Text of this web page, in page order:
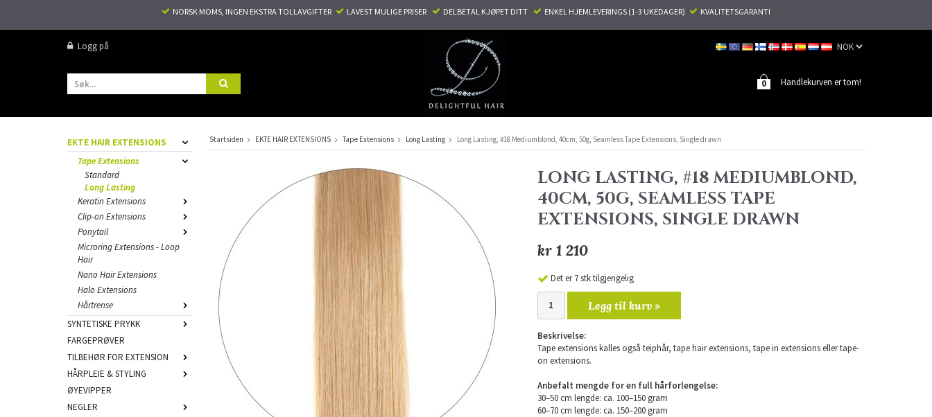
NORSK MOMS, INGEN EKSTRA TOLLAVGIFTER ​ ​ LAVEST MULIGE PRISER ​ DELBETAL KJØPET DITT ​ ENKEL HJEMLEVERINGS (1-3 UKEDAGER) KVALITETSGARANTI
Logg på
Handlekurven er tom!
0
EKTE HAIR EXTENSIONS
Tape Extensions
Standard
Long Lasting
Keratin Extensions
Clip-on Extensions
Ponytail
Microring Extensions - Loop
Hair
Nano Hair Extensions
Halo Extensions
Hårtrense
SYNTETISKE PRYKK
FARGEPRØVER
TILBEHØR FOR EXTENSION
HÅRPLEIE & STYLING
ØYEVIPPER
NEGLER
Startsiden EKTE HAIR EXTENSIONS Tape Extensions Long Lasting Long Lasting, #18 Mediumblond, 40cm, 50g, Seamless Tape Extensions, Single drawn
LONG LASTING, #18 MEDIUMBLOND,
40CM, 50G, SEAMLESS TAPE
EXTENSIONS, SINGLE DRAWN
kr 1 210
Det er 7 stk tilgjengelig
Legg til kurv »
Beskrivelse:
Tape extensions kalles også teiphår, tape hair extensions, tape in extensions eller tape-
on extensions.
Anbefalt mengde for en full hårforlengelse:
30–50 cm lengde: ca. 100–150 gram
60–70 cm lengde: ca. 150–200 gram